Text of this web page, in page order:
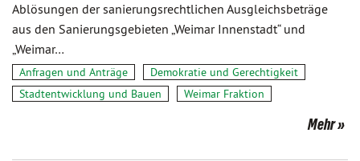
Ablösungen der sanierungsrechtlichen Ausgleichsbeträge
aus den Sanierungsgebieten „Weimar Innenstadt“ und
„Weimar…
Anfragen und Anträge
Demokratie und Gerechtigkeit
Stadtentwicklung und Bauen
Weimar Fraktion
Mehr